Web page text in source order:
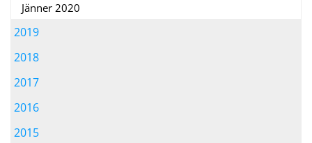
Jänner 2020
2019
2018
2017
2016
2015